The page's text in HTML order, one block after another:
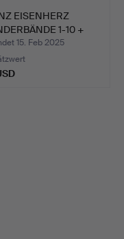
EISENHERZ
1-10 +
15. Feb 2025